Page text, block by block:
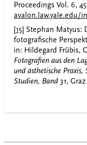
Proceedings Vol. 6,
avalon.law.yale.edu/
[15] Stephan Matyus:
fotografische
in: Hildegard Frübis,
Fotografien aus den
und ästhetische Praxis,
Studien, Band 31, Graz